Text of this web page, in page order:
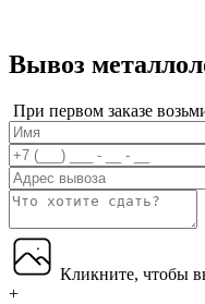
Вывоз
При первом заказе
Кликните, чтобы
+